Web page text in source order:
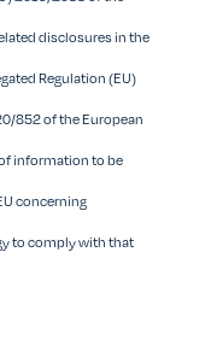
disclosures in the
Regulation (EU)
852 of the European
information to be
concerning
to comply with that